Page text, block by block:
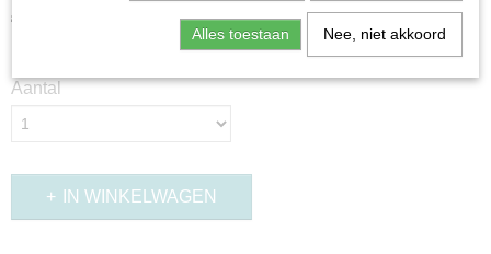
€ 6,99
Aantal
IN WINKELWAGEN
Alles toestaan Nee, niet akkoord